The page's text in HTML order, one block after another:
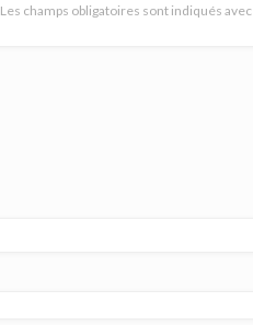
Les champs obligatoires sont indiqués avec